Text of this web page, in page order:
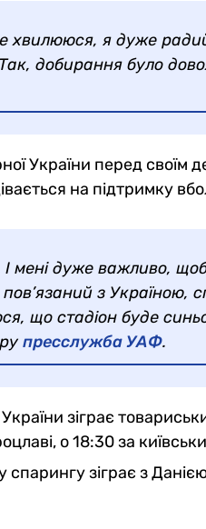
хвилююся, я дуже
добирання було
України перед
на підтримку
мені дуже важливо,
з Україною,
що стадіон буде
пресслужба УАФ.
зіграє
о 18:30 за
зіграє з